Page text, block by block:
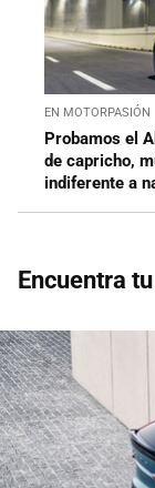
EN MOTORPASIÓN
Probamos el
de capricho,
indiferente a
Encuentra